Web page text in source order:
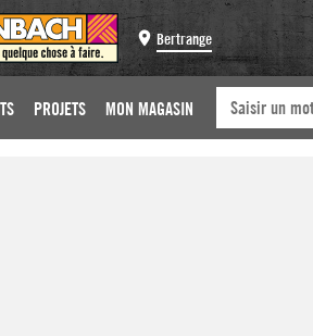
Bertrange
PROJETS MON MAGASIN